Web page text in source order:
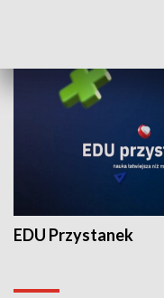
EDU Przystanek